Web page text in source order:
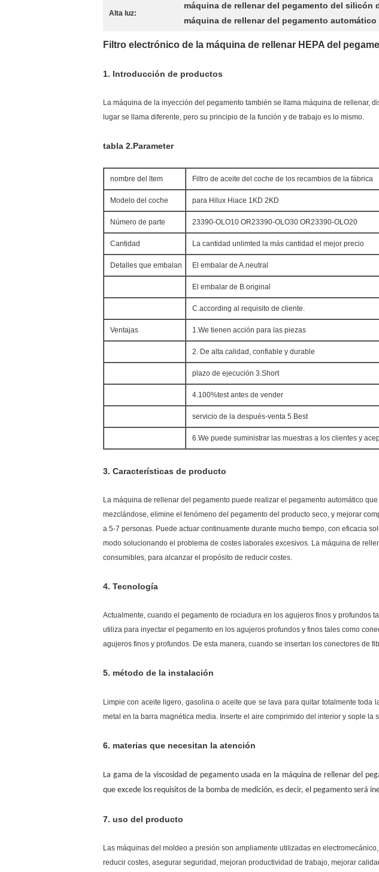
Alta luz:
máquina de rellenar del pegamento del silicón
máquina de rellenar del pegamento
Filtro electrónico de la máquina de rellenar HEPA del
1. Introducción de productos
La máquina de la inyección del pegamento también se llama máquina de rellenar,
lugar se llama diferente, pero su principio de la función y de trabajo es lo mismo.
tabla 2.Parameter
nombre del ltem Filtro de aceite del coche de los recambios de la fábrica
Modelo del coche para Hilux Hiace 1KD 2KD
Número de parte 23390-OLO10 OR23390-OLO30 OR23390-OLO20
Cantidad La cantidad unlimted la más cantidad el mejor precio
Detalles que embalan El embalar de A.neutral
El embalar de B.original
C.according al requisito de cliente.
Ventajas 1.We tienen acción para las piezas
2. De alta calidad, confiable y durable
plazo de ejecución 3.Short
4.100%test antes de vender
servicio de la después-venta 5.Best
6.We puede suministrar las muestras a los clientes y
3. Características de producto
La máquina de rellenar del pegamento puede realizar el pegamento automático
mezclándose, elimine el fenómeno del pegamento del producto seco, y mejorar
a 5-7 personas. Puede actuar continuamente durante mucho tiempo, con eficacia
modo solucionando el problema de costes laborales excesivos. La máquina de
consumibles, para alcanzar el propósito de reducir costes.
4. Tecnología
Actualmente, cuando el pegamento de rociadura en los agujeros finos y profundos
utiliza para inyectar el pegamento en los agujeros profundos y finos tales como
agujeros finos y profundos. De esta manera, cuando se insertan los conectores de
5. método de la instalación
Limpie con aceite ligero, gasolina o aceite que se lava para quitar totalmente
metal en la barra magnética media. Inserte el aire comprimido del interior y sople
6. materias que necesitan la atención
La gama de la viscosidad de pegamento usada en la máquina de rellenar del
que excede los requisitos de la bomba de medición, es decir, el pegamento será
7. uso del producto
Las máquinas del moldeo a presión son ampliamente utilizadas en
reducir costes, asegurar seguridad, mejoran productividad de trabajo, mejorar